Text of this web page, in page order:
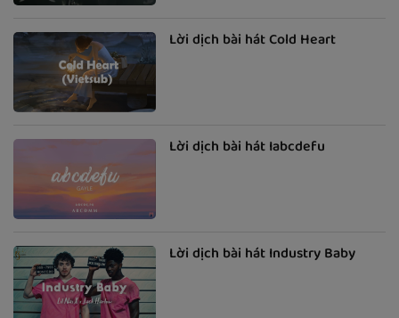
Lời dịch bài hát Cold Heart
Lời dịch bài hát Iabcdefu
Lời dịch bài hát Industry Baby